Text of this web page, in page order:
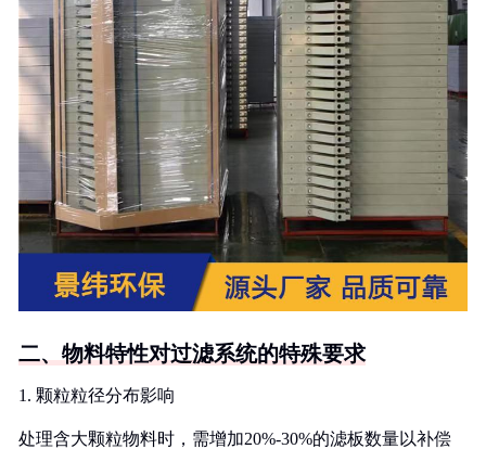
二、物料特性对过滤系统的特殊要求
1. 颗粒粒径分布影响
处理含大颗粒物料时，需增加20%-30%的滤板数量以补偿